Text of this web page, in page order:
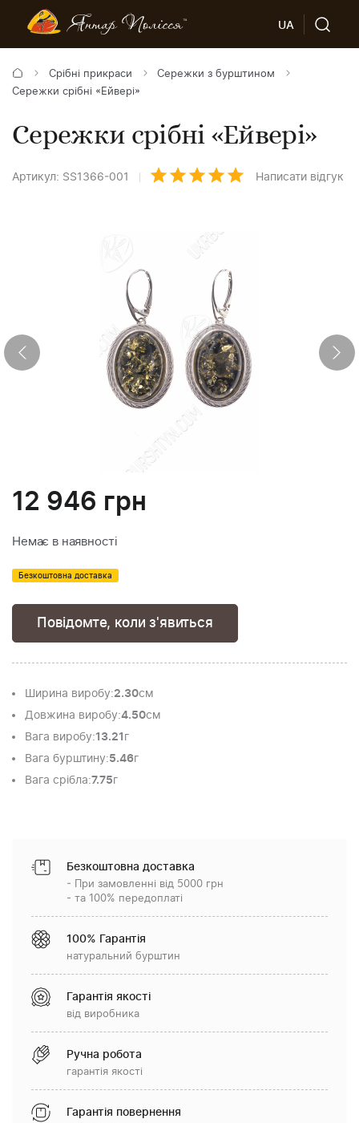
UA
Срібні прикраси
Сережки з бурштином
Сережки срібні «Ейвері»
Сережки срібні «Ейвері»
Артикул: SS1366-001 Написати відгук
12 946 грн
Немає в наявності
Безкоштовна доставка
Повідомте, коли з'явиться
Ширина виробу:2.30см
Довжина виробу:4.50см
Вага виробу:13.21 г
Вага бурштину:5.46г
Вага срібла:7.75г
Безкоштовна доставка
- При замовленні від 5000 грн
- та 100% передоплаті
100% Гарантія
натуральний бурштин
Гарантія якості
від виробника
Ручна робота
гарантія якості
Гарантія повернення